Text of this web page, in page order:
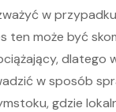
w
ten może być
dlatego
w sposób
gdzie